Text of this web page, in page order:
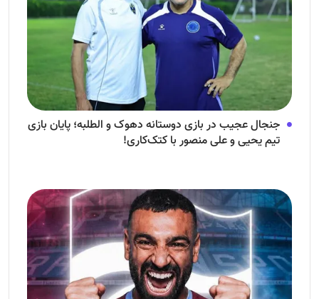
جنجال عجیب در بازی دوستانه دهوک و الطلبه؛ پایان بازی
تیم یحیی و علی منصور با کتک‌کاری!